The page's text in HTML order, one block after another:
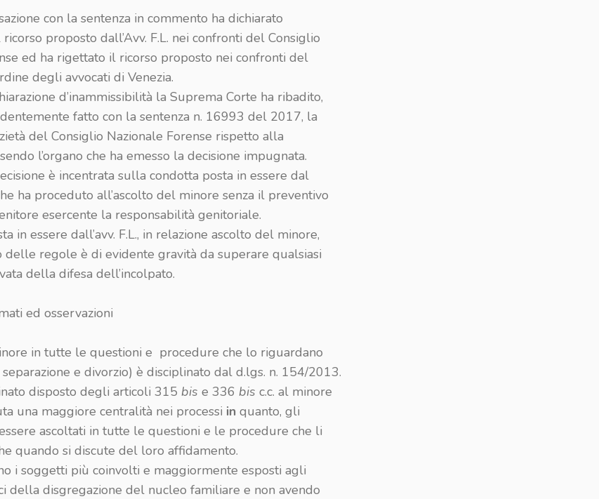
con la sentenza in commento ha dichiarato
proposto dall’Avv. F.L. nei confronti del Consiglio
ed ha rigettato il ricorso proposto nei confronti del
degli avvocati di Venezia.
d’inammissibilità la Suprema Corte ha ribadito,
fatto con la sentenza n. 16993 del 2017, la
del Consiglio Nazionale Forense rispetto alla
l’organo che ha emesso la decisione impugnata.
è incentrata sulla condotta posta in essere dal
ha proceduto all’ascolto del minore senza il preventivo
esercente la responsabilità genitoriale.
in essere dall’avv. F.L., in relazione ascolto del minore,
delle regole è di evidente gravità da superare qualsiasi
della difesa dell’incolpato.
ed osservazioni
in tutte le questioni e procedure che lo riguardano
e divorzio) è disciplinato dal d.lgs. n. 154/2013.
disposto degli articoli 315 bis e 336 bis c.c. al minore
una maggiore centralità nei processi in quanto, gli
ascoltati in tutte le questioni e le procedure che li
quando si discute del loro affidamento.
i soggetti più coinvolti e maggiormente esposti agli
della disgregazione del nucleo familiare e non avendo